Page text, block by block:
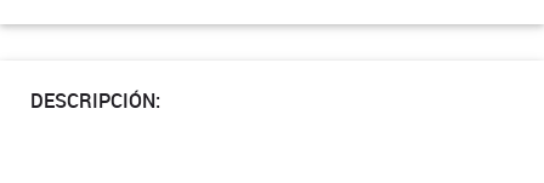
DESCRIPCIÓN: